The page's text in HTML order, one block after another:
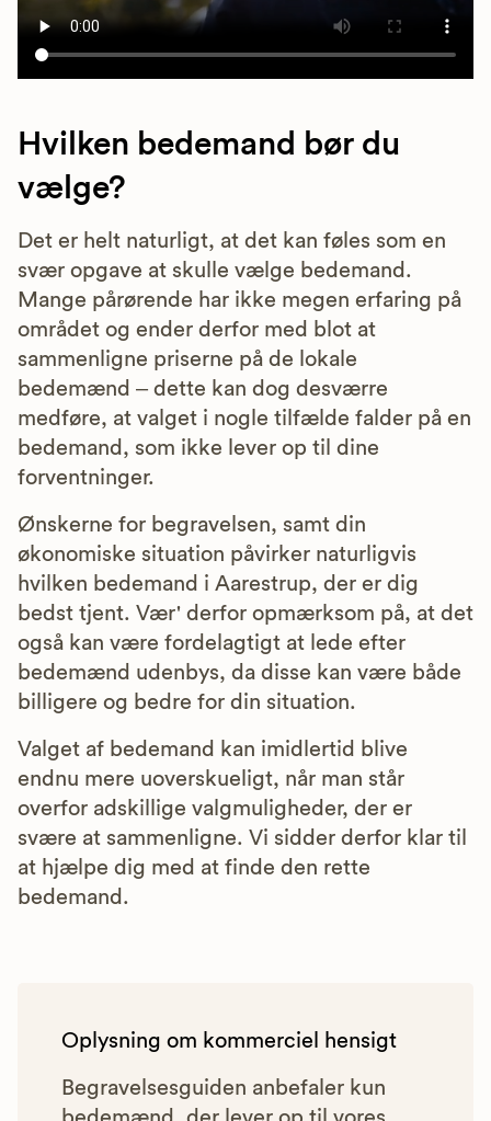
Hvilken bedemand bør du
vælge?
Det er helt naturligt, at det kan føles som en
svær opgave at skulle vælge bedemand.
Mange pårørende har ikke megen erfaring på
området og ender derfor med blot at
sammenligne priserne på de lokale
bedemænd – dette kan dog desværre
medføre, at valget i nogle tilfælde falder på en
bedemand, som ikke lever op til dine
forventninger.
Ønskerne for begravelsen, samt din
økonomiske situation påvirker naturligvis
hvilken bedemand i Aarestrup, der er dig
bedst tjent. Vær' derfor opmærksom på, at det
også kan være fordelagtigt at lede efter
bedemænd udenbys, da disse kan være både
billigere og bedre for din situation.
Valget af bedemand kan imidlertid blive
endnu mere uoverskueligt, når man står
overfor adskillige valgmuligheder, der er
svære at sammenligne. Vi sidder derfor klar til
at hjælpe dig med at finde den rette
bedemand.
Oplysning om kommerciel hensigt
Begravelsesguiden anbefaler kun